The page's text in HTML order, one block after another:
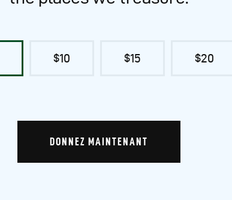
$10 $15 $20
DONNEZ MAINTENANT